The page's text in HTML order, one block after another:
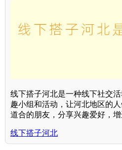
线下搭子河北是一种线下社交
趣小组和活动，让河北地区的
道合的朋友，分享兴趣爱好，增
线下搭子河北